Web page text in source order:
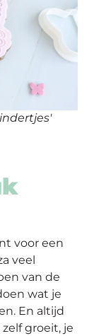
voor een
veel
van de
wat je
En altijd
groeit, je